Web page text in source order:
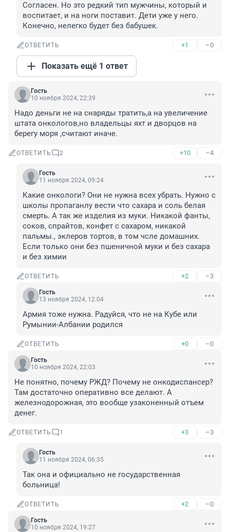
Согласен. Но это редкий тип мужчины, который и
воспитает, и на ноги поставит. Дети уже у него.
Конечно, нелегко будет без бабушек.
ОТВЕТИТЬ +1 –0
Показать ещё 1 ответ
Гость
10 ноября 2024, 22:39
Надо деньги не на снаряды тратить,а на увеличение
штата онкологов,но владельцы яхт и дворцов на
берегу моря ,считают иначе.
ОТВЕТИТЬ 2 +10 –4
Гость
11 ноября 2024, 09:24
Какие онкологи? Они не нужна всех убрать. Нужно с
школы пропаганлу вести что сахара и соль белая
смерть. А так же изделия из муки. Никакой фанты,
соков, спрайтов, конфет с сахаром, никакой
пальмы., эклеров тортов, в том чсле домашних.
Если только они без пшеничной муки и без сахара
и без химии
ОТВЕТИТЬ +2 –3
Гость
13 ноября 2024, 12:04
Армия тоже нужна. Радуйся, что не на Кубе или
Румынии-Албании родился
ОТВЕТИТЬ +0 –0
Гость
10 ноября 2024, 22:03
Не понятно, почему РЖД? Почему не онкодиспансер?
Там достаточно оперативно все делают. А
железнодорожная, это вообще узаконенный отъем
денег.
ОТВЕТИТЬ 1 +3 –3
Гость
11 ноября 2024, 06:35
Так она и официально не государственная
больница!
ОТВЕТИТЬ +2 –0
Гость
10 ноября 2024, 19:27